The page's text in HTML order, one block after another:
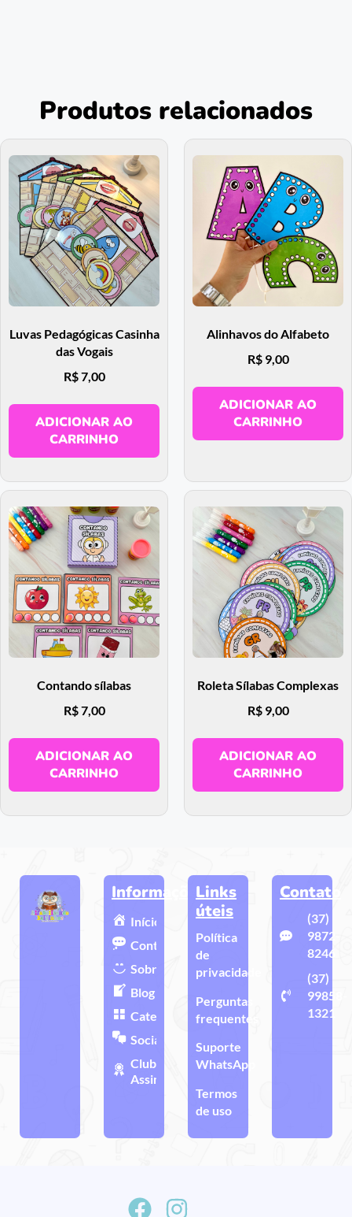
Produtos relacionados
Luvas Pedagógicas Casinha
das Vogais
R$7,00
ADICIONAR AO
CARRINHO
Alinhavos do Alfabeto
R$9,00
ADICIONAR AO
CARRINHO
Contando sílabas
R$7,00
ADICIONAR AO
CARRINHO
Roleta Sílabas Complexas
R$9,00
ADICIONAR AO
CARRINHO
Informações
Início
Contato
Sobre
Blog
Categorias
Sociais
Clube de
Assinatura
Links
úteis
Política
de
privacidade
Perguntas
frequentes
Suporte
WhatsApp
Termos
de uso
Contato
(37)
9872-
8246
(37)
99858-
1321